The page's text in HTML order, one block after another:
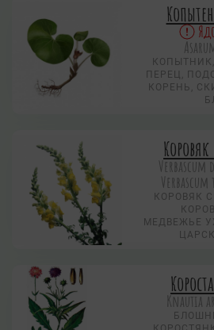
ПЕРЕЦ,
КОРЕНЬ,
КОРОВЯК
МЕДВЕЖЬЕ
Knautia